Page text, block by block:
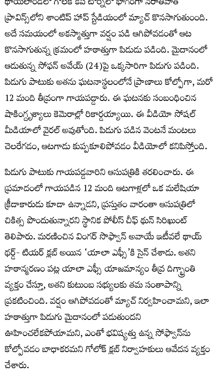
ప్రావిన్స్‌లోని శాంటిప్ హాప్ స్టేడియంలో మ్యాచ్ కొనసాగుతుంంది.
అదే సమయంలో అకస్మాత్తుగా వర్షం పడి ఆగిపోవడంతో ఆట
కొనసాగుతున్న క్రమంలో హఠాత్తుగా పిడుడు పడింది. మైదానంలో
ఆడుతున్న సోఫన్ అవేయ్ (24)పై ఒక్కసారిగా పిడుగు పడింది.
పిడుగు పాటుకు అతను ఘటనాస్థలంలోనే ప్రాణాలు కోల్పోగా, మరో
12 మంది తీవ్రంగా గాయపడ్డారు. ఈ ఘటనకు సంబంధించిన
షాకింగ్దృశ్యాలు కెమెరాల్లో రికార్డయ్యాయి. ఈ వీడియో సోషల్
మీడియాలో వైరల్ అవుతోంది. పిడుగు పడిన వెంటనే మంటలు
చెలరేగడం, ఆటగాడు కుప్పకూలిపోవడం వీడియోలో కనిపిస్తోంది.
పిడుగు పాటుకు గాయ‌ప‌డ్డ‌వారిని ఆసుప‌త్రికి త‌ర‌లించారు. ఈ
ప్రమాదంలో గాయపడిన 12 మంది ఆటగాళ్లలో ఒక మలేషియా
క్రీడాకారుడు కూడా ఉన్నాడని, ప్రస్తుతం వారంతా ఆసుపత్రిలో
చికిత్స పొందుతున్నారని స్థానిక పోలీస్ చీఫ్ థున్ సిరిఖుంట్
తెలిపారు. మరణించిన వింగర్ సొఫ్వాన్ అవాయే ఇటీవలే థాయ్
థర్డ్- టియర్ క్లబ్ అయిన ‘యాలా ఎఫ్సీ’కి సైన్ చేశాడు. అతని
హఠాన్మరణం పట్ల యాలా ఎఫ్సీ యాజమాన్యం తీవ్ర దిగ్భ్రాంతి
వ్యక్తం చేస్తూ, అతని కుటుంబ సభ్యులకు తమ సంతాపాన్ని
ప్రకటించింది. వ‌ర్షం ఆగిపోవ‌డంతో మ్యాచ్ నిర్వ‌హించామ‌ని, ఇలా
హ‌ఠాత్తుగా పిడుగు మైదానంలో ప‌డుతుంద‌ని
ఊహించ‌లేక‌పోయామ‌ని, ఎంతో భ‌విష్య‌త్తు ఉన్న సోఫ్వాన్‌ను
కోల్పోవ‌డం బాధాక‌ర‌మ‌ని గోలోక్ క్ల‌బ్ నిర్వాహ‌కులు ఆవేద‌న వ్య‌క్తం
చేశారు.